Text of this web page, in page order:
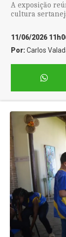
A exposição
cultura
11/06/2026
Por:Carlos